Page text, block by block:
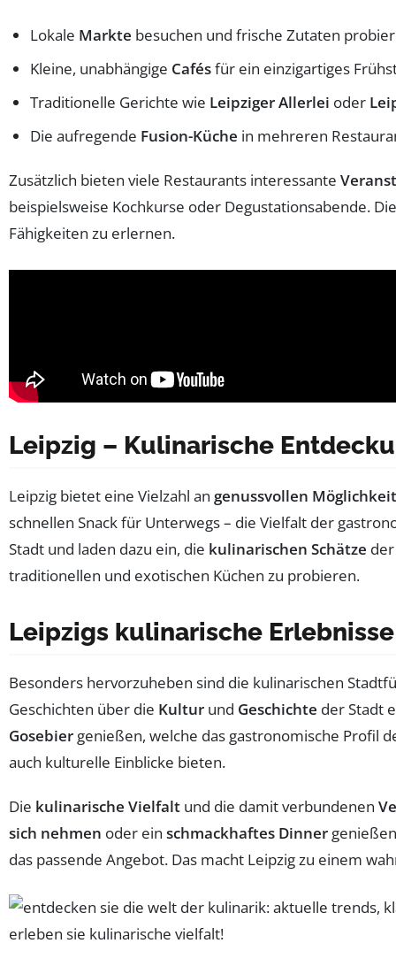
Lokale Markte besuchen und frische Zutaten
Kleine, unabhängige Cafésfür ein einzigartiges
Traditionelle Gerichte wie Leipziger Allerlei oder
Die aufregende Fusion-Küche in mehreren
Zusätzlich bieten viele Restaurants interessante
beispielsweise Kochkurse oder Degustationsabende.
Fähigkeiten zu erlernen.
Leipzig – Kulinarische
Leipzig bietet eine Vielzahl an genussvollen
schnellen Snack für Unterwegs – die Vielfalt der
Stadt und laden dazu ein, die kulinarischen Schätze
traditionellen und exotischen Küchen zu probieren.
Leipzigs kulinarische Erlebnisse
Besonders hervorzuheben sind die kulinarischen
Geschichten über die Kultur und Geschichte der Stadt
Gosebier genießen, welche das gastronomische Profil
auch kulturelle Einblicke bieten.
Die kulinarische Vielfalt und die damit verbundenen
sich nehmen oder ein schmackhaftes Dinner
das passende Angebot. Das macht Leipzig zu einem